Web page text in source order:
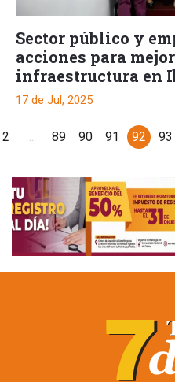
Sector público y
acciones para
infraestructura en
17 de Jul, 2025
2 ... 89 90 91 92 93